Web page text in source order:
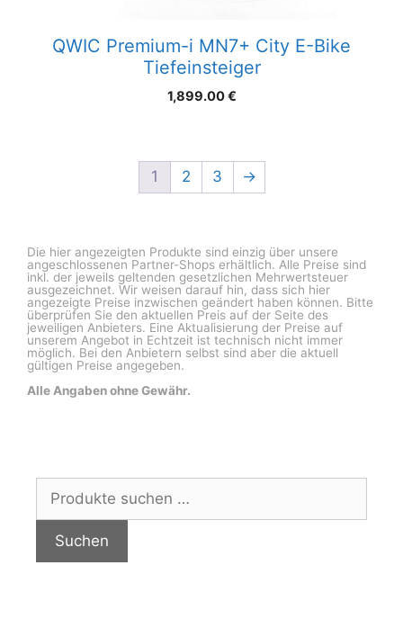
QWIC Premium-i MN7+ City E-Bike
Tiefeinsteiger
1,899.00€
1 2 3 →
Die hier angezeigten Produkte sind einzig über unsere
angeschlossenen Partner-Shops erhältlich. Alle Preise sind
inkl. der jeweils geltenden gesetzlichen Mehrwertsteuer
ausgezeichnet. Wir weisen darauf hin, dass sich hier
angezeigte Preise inzwischen geändert haben können. Bitte
überprüfen Sie den aktuellen Preis auf der Seite des
jeweiligen Anbieters. Eine Aktualisierung der Preise auf
unserem Angebot in Echtzeit ist technisch nicht immer
möglich. Bei den Anbietern selbst sind aber die aktuell
gültigen Preise angegeben.
Alle Angaben ohne Gewähr.
nach:
Suchen